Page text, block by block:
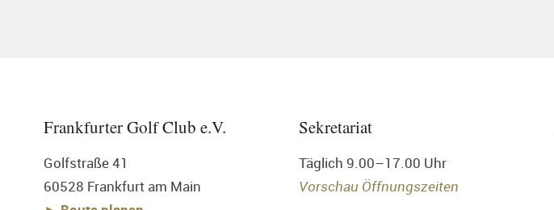
Frankfurter Golf Club e.V.
Golfstraße 41
60528 Frankfurt am Main
Sekretariat
Täglich 9.00–17.00 Uhr
Vorschau Öffnungszeiten